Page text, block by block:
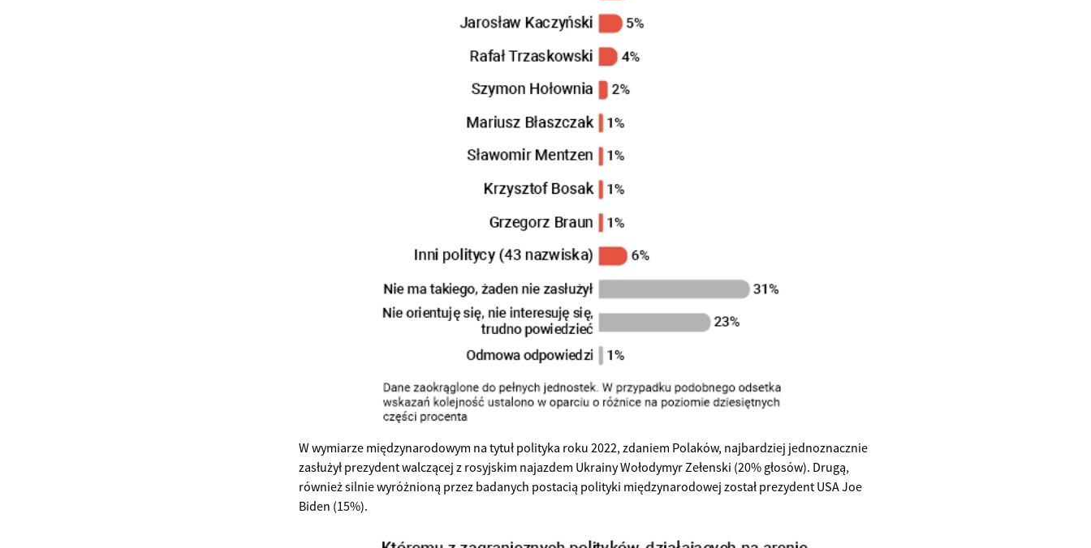
W wymiarze międzynarodowym na tytuł polityka roku 2022, zdaniem Polaków, najbardziej jednoznacznie
zasłużył prezydent walczącej z rosyjskim najazdem Ukrainy Wołodymyr Zełenski (20% głosów). Drugą,
również silnie wyróżnioną przez badanych postacią polityki międzynarodowej został prezydent USA Joe
Biden (15%).